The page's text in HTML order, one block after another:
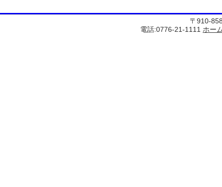
〒910-
電話:0776-21-1111 ホー